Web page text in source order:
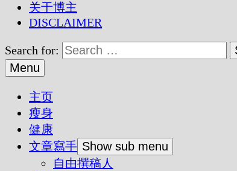
关于博主
DISCLAIMER
Search for:
Menu
主页
瘦身
健康
文章寫手 Show sub menu
自由撰稿人